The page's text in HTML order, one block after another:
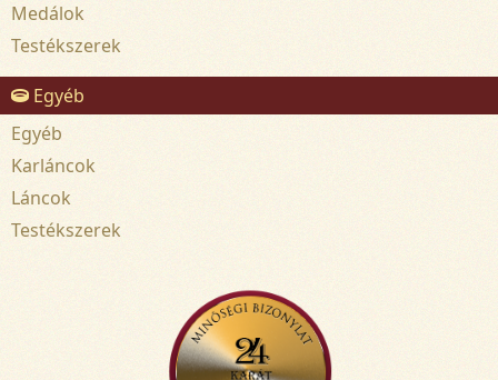
Medálok
Testékszerek
Egyéb
Egyéb
Karláncok
Láncok
Testékszerek